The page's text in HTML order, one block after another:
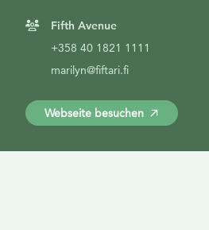
Fifth Avenue
+358 40 1821 1111
marilyn@fiftari.fi
Webseite besuchen